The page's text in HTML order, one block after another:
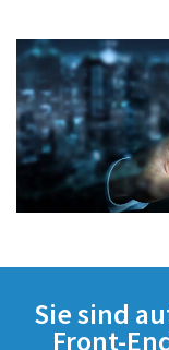
Sie sind
Front-